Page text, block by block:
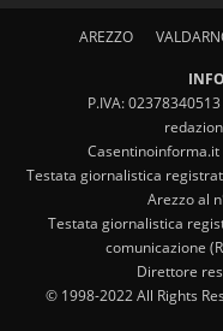
AREZZO
P.IVA:
Testata giornalistica
Arezzo al
Testata giornalistica
comunicazione
Direttore
© 1998-2022 All Rights